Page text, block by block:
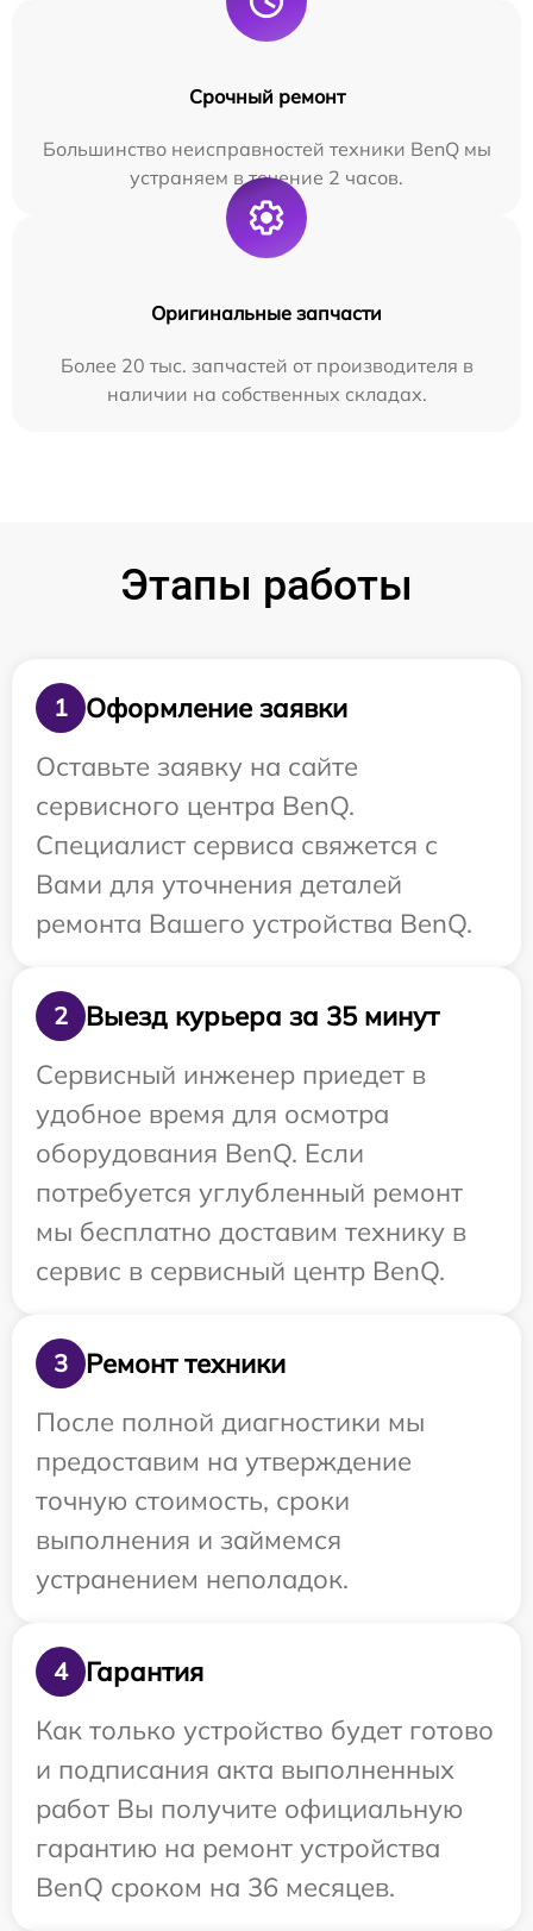
Срочный ремонт
Большинство неисправностей техники BenQ мы
устраняем в течение 2 часов.
Оригинальные запчасти
Более 20 тыс. запчастей от производителя в
наличии на собственных складах.
Этапы работы
1
Оформление заявки
Оставьте заявку на сайте
сервисного центра BenQ.
Специалист сервиса свяжется с
Вами для уточнения деталей
ремонта Вашего устройства BenQ.
2
Выезд курьера за 35 минут
Сервисный инженер приедет в
удобное время для осмотра
оборудования BenQ. Если
потребуется углубленный ремонт
мы бесплатно доставим технику в
сервис в сервисный центр BenQ.
3
Ремонт техники
После полной диагностики мы
предоставим на утверждение
точную стоимость, сроки
выполнения и займемся
устранением неполадок.
4
Гарантия
Как только устройство будет готово
и подписания акта выполненных
работ Вы получите официальную
гарантию на ремонт устройства
BenQ сроком на 36 месяцев.